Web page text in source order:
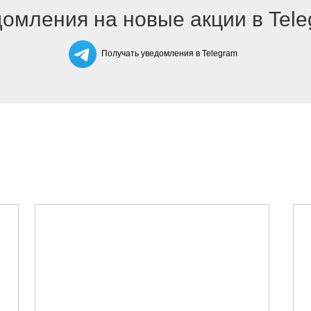
на новые акции в
Получать уведомления в Telegram